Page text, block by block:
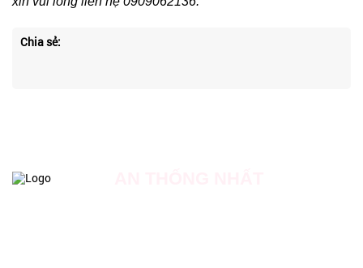
Chia sẻ: